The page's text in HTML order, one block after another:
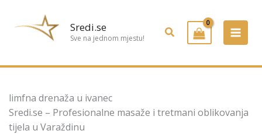
Sredi.se
Sve na jednom mjestu! Pretraživanje
limfna drenaža u ivanec
Sredi.se – Profesionalne masaže i tretmani oblikovanja
tijela u Varaždinu